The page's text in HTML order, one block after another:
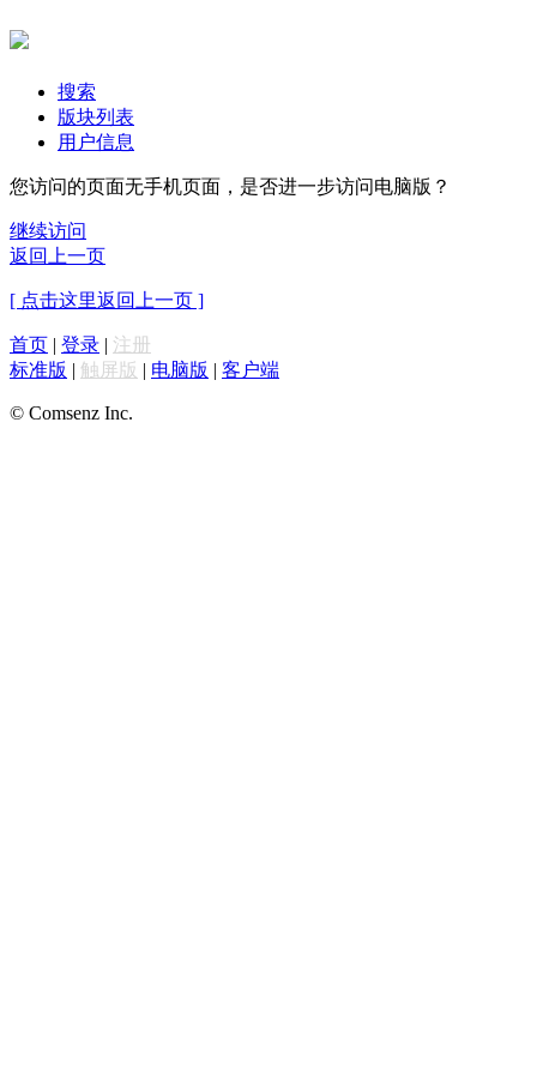
搜索
版块列表
用户信息
您访问的页面无手机页面，是否进一步访问电脑版？
继续访问
返回上一页
[ 点击这里返回上一页 ]
首页 | 登录 | 注册
标准版 | 触屏版 | 电脑版 | 客户端
© Comsenz Inc.